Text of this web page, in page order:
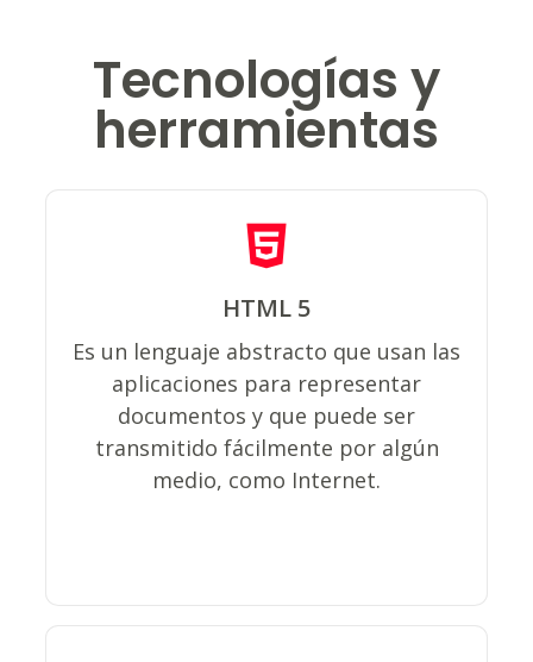
Tecnologías y
herramientas
HTML 5
Es un lenguaje abstracto que usan las
aplicaciones para representar
documentos y que puede ser
transmitido fácilmente por algún
medio, como Internet.
e interpretan documentos descritos
en HTML usando un analizador de
HTML.